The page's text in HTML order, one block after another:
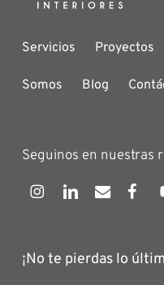
Servicios Proyectos
Somos Blog
Seguinos en nuestras
¡No te pierdas lo